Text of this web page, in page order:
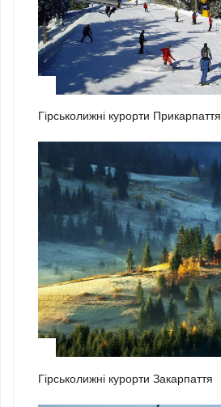
Гірськолижні курорти Прикарпаття
Гірськолижні курорти Закарпаття